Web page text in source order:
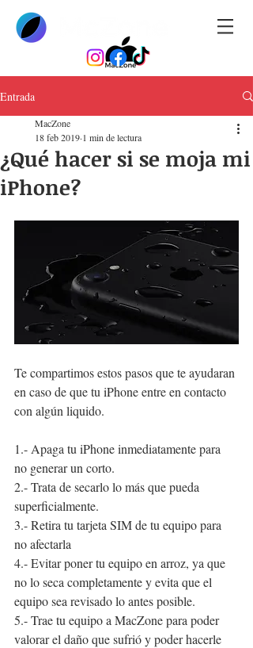
Entrada
¿Qué hacer si se moja mi
iPhone?
MacZone
18 feb 2019 1 min de lectura
Te compartimos estos pasos que te ayudaran
en caso de que tu iPhone entre en contacto
con algún liquido.
1.- Apaga tu iPhone inmediatamente para
no generar un corto.
2.- Trata de secarlo lo más que pueda
superficialmente.
3.- Retira tu tarjeta SIM de tu equipo para
no afectarla
4.- Evitar poner tu equipo en arroz, ya que
no lo seca completamente y evita que el
equipo sea revisado lo antes posible.
5.- Trae tu equipo a MacZone para poder
valorar el daño que sufrió y poder hacerle